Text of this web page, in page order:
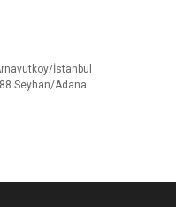
İstanbul
Seyhan/Adana